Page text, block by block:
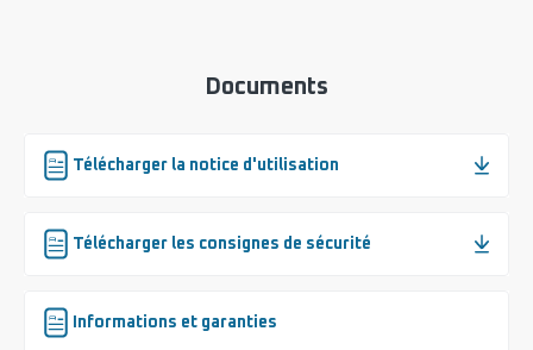
Documents
Télécharger la notice d'utilisation
Télécharger les consignes de sécurité
Informations et garanties